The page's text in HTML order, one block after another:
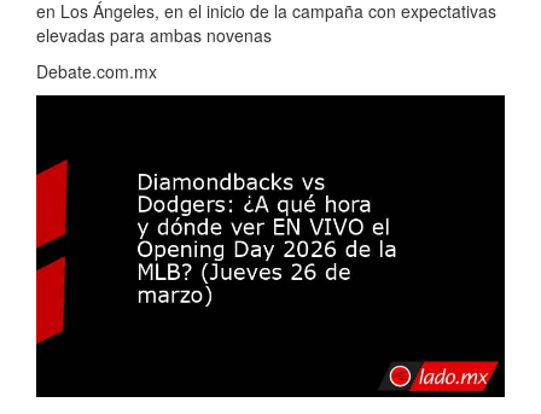
en Los Ángeles, en el inicio de la campaña con expectativas
elevadas para ambas novenas
Debate.com.mx